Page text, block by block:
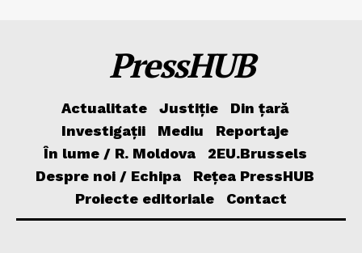
PressHUB
Actualitate Justiție
Din țară
Investigații
Mediu
Reportaje
În lume / R. Moldova
2EU.Brussels
Despre noi / Echipa
Rețea PressHUB
Proiecte editoriale
Contact